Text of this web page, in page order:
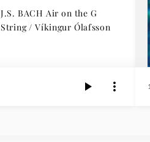
J.S. BACH Air on the G
String / Víkingur Ólafsson